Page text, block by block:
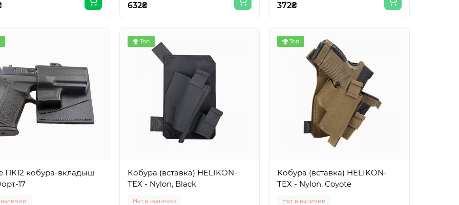
632₴ 372₴
ПК12 кобура-вкладыш
17
Топ
Кобура (вставка) HELIKON-
ТЕХ - Nylon, Black
Нет в наличии
Топ
Кобура (вставка) HELIKON-
ТЕХ - Nylon, Coyote
Нет в наличии